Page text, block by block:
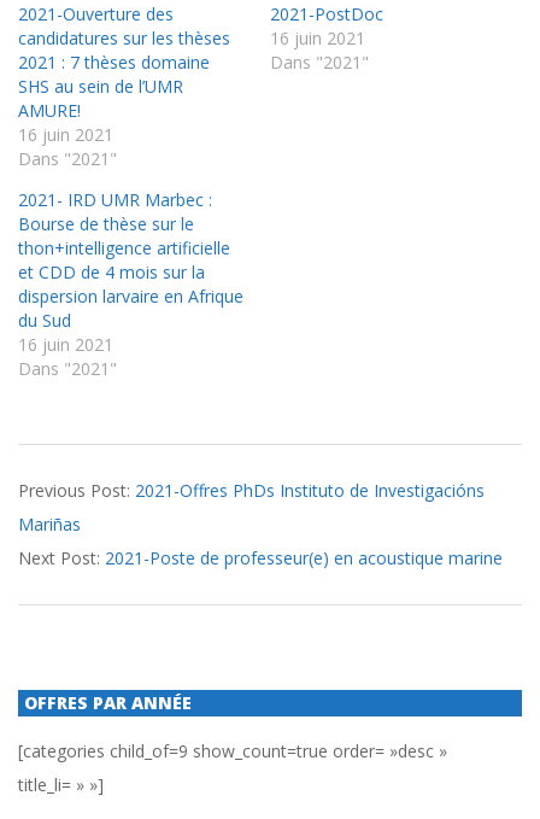
2021-Ouverture des
candidatures sur les thèses
2021 : 7 thèses domaine
SHS au sein de l’UMR
AMURE!
16 juin 2021
Dans "2021"
2021-PostDoc
16 juin 2021
Dans "2021"
2021- IRD UMR Marbec :
Bourse de thèse sur le
thon+intelligence artificielle
et CDD de 4 mois sur la
dispersion larvaire en Afrique
du Sud
16 juin 2021
Dans "2021"
06-
16
Previous Post: 2021-Offres PhDs Instituto de Investigacións
Mariñas
Next Post: 2021-Poste de professeur(e) en acoustique marine
OFFRES PAR ANNÉE
[categories child_of=9 show_count=true order= »desc »
title_li= » »]